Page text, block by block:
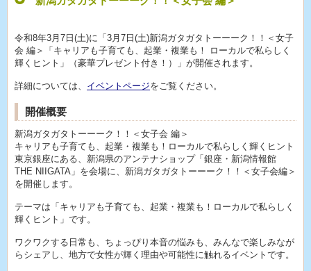
令和8年3月7日(土)に「3月7日(土)新潟ガタガタトーーーク！！＜女子
会 編＞「キャリアも子育ても、起業・複業も！ ローカルで私らしく
輝くヒント」（豪華プレゼント付き！）」が開催されます。
詳細については、 イベントページをご覧ください。
開催概要
新潟ガタガタトーーーク！！＜女子会 編＞
キャリアも子育ても、起業・複業も！ローカルで私らしく輝くヒント
東京銀座にある、新潟県のアンテナショップ「銀座・新潟情報館
THE NIIGATA」を会場に、新潟ガタガタトーーーク！！＜女子会編＞
を開催します。
テーマは「キャリアも子育ても、起業・複業も！ローカルで私らしく
輝くヒント」です。
ワクワクする日常も、ちょっぴり本音の悩みも、みんなで楽しみなが
らシェアし、地方で女性が輝く理由や可能性に触れるイベントです。